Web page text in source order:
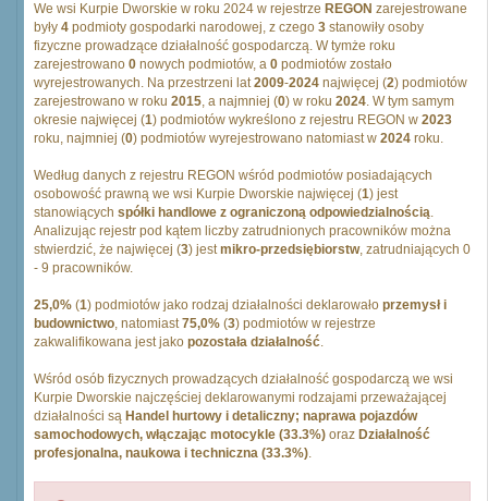
We wsi Kurpie Dworskie w roku 2024 w rejestrze REGON zarejestrowane
były 4 podmioty gospodarki narodowej, z czego 3 stanowiły osoby
fizyczne prowadzące działalność gospodarczą. W tymże roku
zarejestrowano 0 nowych podmiotów, a 0 podmiotów zostało
wyrejestrowanych. Na przestrzeni lat2009-2024 najwięcej (2) podmiotów
zarejestrowano w roku 2015, a najmniej (0) w roku 2024. W tym samym
okresie najwięcej (1) podmiotów wykreślono z rejestru REGON w 2023
roku, najmniej (0) podmiotów wyrejestrowano natomiast w 2024 roku.
Według danych z rejestru REGON wśród podmiotów posiadających
osobowość prawną we wsi Kurpie Dworskie najwięcej (1) jest
stanowiących spółki handlowe z ograniczoną odpowiedzialnością.
Analizując rejestr pod kątem liczby zatrudnionych pracowników można
stwierdzić, że najwięcej (3) jestmikro-przedsiębiorstw, zatrudniających 0
- 9 pracowników.
25,0% (1) podmiotów jako rodzaj działalności deklarowało przemysł i
budownictwo, natomiast75,0% (3) podmiotów w rejestrze
zakwalifikowana jest jako pozostała działalność.
Wśród osób fizycznych prowadzących działalność gospodarczą we wsi
Kurpie Dworskie najczęściej deklarowanymi rodzajami przeważającej
działalności są Handel hurtowy i detaliczny; naprawa pojazdów
samochodowych, włączając motocykle (33.3%) oraz Działalność
profesjonalna, naukowa i techniczna (33.3%).